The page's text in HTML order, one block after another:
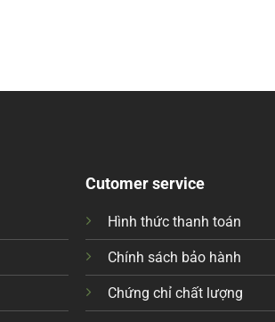
Cutomer service
Hình thức thanh toán
Chính sách bảo hành
Chứng chỉ chất lượng